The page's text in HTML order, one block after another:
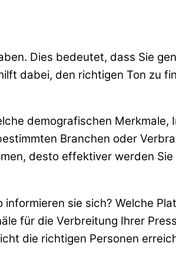
Dies bedeutet, dass Sie
dabei, den richtigen Ton zu
demografischen Merkmale,
Branchen oder
desto effektiver werden Sie
sie sich? Welche
für die Verbreitung Ihrer
die richtigen Personen